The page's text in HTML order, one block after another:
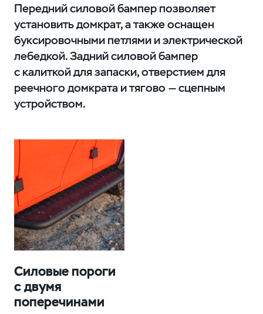
Передний силовой бампер позволяет
установить домкрат, а также оснащен
буксировочными петлями и электрической
лебедкой. Задний силовой бампер
с калиткой для запаски, отверстием для
реечного домкрата и тягово — сцепным
устройством.
Силовые пороги
с двумя
поперечинами